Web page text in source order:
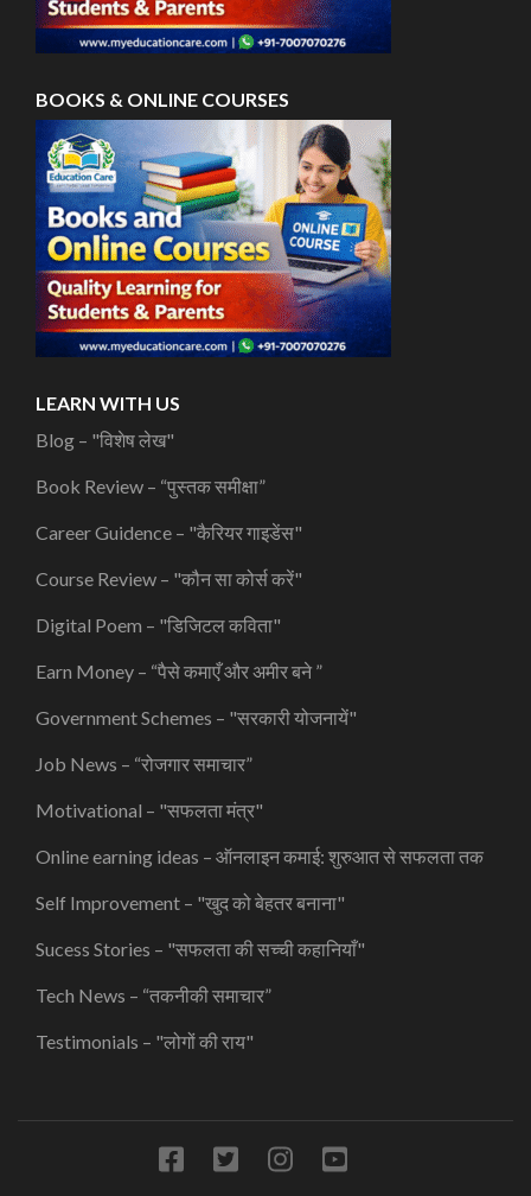
BOOKS & ONLINE COURSES
LEARN WITH US
Blog – "विशेष लेख"
Book Review – “पुस्तक समीक्षा”
Career Guidence – "कैरियर गाइडेंस"
Course Review – "कौन सा कोर्स करें"
Digital Poem – "डिजिटल कविता"
Earn Money – “पैसे कमाएँ और अमीर बने ”
Government Schemes – "सरकारी योजनायें"
Job News – “रोजगार समाचार”
Motivational – "सफलता मंत्र"
Online earning ideas – ऑनलाइन कमाई: शुरुआत से सफलता तक
Self Improvement – "खुद को बेहतर बनाना"
Sucess Stories – "सफलता की सच्ची कहानियाँ"
Tech News – “तकनीकी समाचार”
Testimonials – "लोगों की राय"